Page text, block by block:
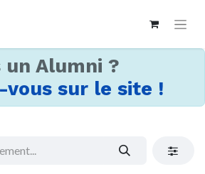
un Alumni ?
sur le site !